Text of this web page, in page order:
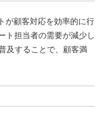
が顧客対応を効率的に行
ト担当者の需要が減少し
及することで、顧客満